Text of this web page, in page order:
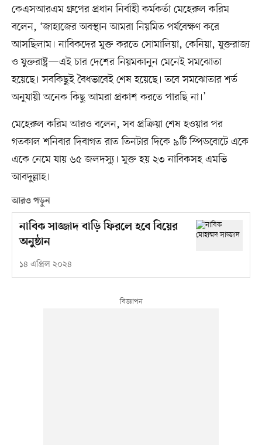
কেএসআরএম গ্রুপের প্রধান নির্বাহী কর্মকর্তা মেহেরুল করিম
বলেন, ‘জাহাজের অবস্থান আমরা নিয়মিত পর্যবেক্ষণ করে
আসছিলাম। নাবিকদের মুক্ত করতে সোমালিয়া, কেনিয়া, যুক্তরাজ্য
ও যুক্তরাষ্ট্র—এই চার দেশের নিয়মকানুন মেনেই সমঝোতা
হয়েছে। সবকিছুই বৈধভাবেই শেষ হয়েছে। তবে সমঝোতার শর্ত
অনুযায়ী অনেক কিছু আমরা প্রকাশ করতে পারছি না।’
মেহেরুল করিম আরও বলেন, সব প্রক্রিয়া শেষ হওয়ার পর
গতকাল শনিবার দিবাগত রাত তিনটার দিকে ৯টি স্পিডবোটে একে
একে নেমে যায় ৬৫ জলদস্যু। মুক্ত হয় ২৩ নাবিকসহ এমভি
আবদুল্লাহ।
আরও পড়ুন
নাবিক সাজ্জাদ বাড়ি ফিরলে হবে বিয়ের
অনুষ্ঠান
১৪ এপ্রিল ২০২৪